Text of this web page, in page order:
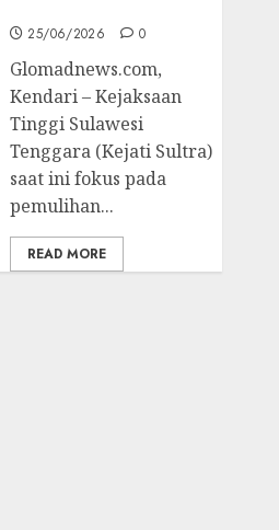
25/06/2026 0
Glomadnews.com,
Kendari – Kejaksaan
Tinggi Sulawesi
Tenggara (Kejati Sultra)
saat ini fokus pada
pemulihan...
READ MORE